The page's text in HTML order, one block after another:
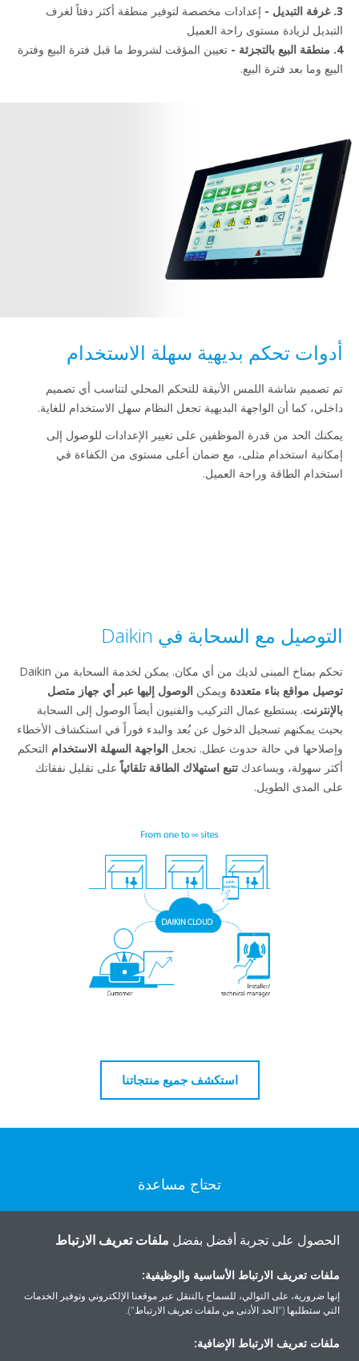
3. غرفة التبديل -
إعدادات مخصصة لتوفير منطقة أكثر دفئاً لغرف
التبديل لزيادة مستوى راحة العميل
4. منطقة البيع بالتجزئة -
تعيين المؤقت لشروط ما قبل فترة البيع وفترة
البيع وما بعد فترة البيع.
أدوات تحكم بديهية سهلة الاستخدام
تم تصميم شاشة اللمس الأنيقة للتحكم المحلي لتناسب أي تصميم
داخلي، كما أن الواجهة البديهية تجعل النظام سهل الاستخدام للغاية.
يمكنك الحد من قدرة الموظفين على تغيير الإعدادات للوصول إلى
إمكانية استخدام مثلى، مع ضمان أعلى مستوى من الكفاءة في
استخدام الطاقة وراحة العميل.
التوصيل مع السحابة في Daikin
تحكم بمناخ المبنى لديك من أي مكان. يمكن لخدمة السحابة من Daikin
توصيل مواقع بناء متعددة ويمكن الوصول إليها عبر أي جهاز متصل
بالإنترنت. يستطيع عمال التركيب والفنيون أيضاً الوصول إلى السحابة
بحيث يمكنهم تسجيل الدخول عن بُعد والبدء فوراً في استكشاف الأخطاء
وإصلاحها في حالة حدوث عطل. تجعل الواجهة السهلة الاستخدام التحكم
أكثر سهولة، ويساعدك تتبع استهلاك الطاقة تلقائياًعلى تقليل نفقاتك
على المدى الطويل.
استكشف جميع منتجاتنا
تحتاج مساعدة
اتصل بنا
الحصول على تجربة أفضل بفضل ملفات تعريف الارتباط
ملفات تعريف الارتباط الأساسية والوظيفية:
إنها ضرورية، على التوالي، للسماح بالتنقل عبر موقعنا الإلكتروني وتوفير الخدمات
التي ستطلبها ("الحد الأدنى من ملفات تعريف الارتباط").
ملفات تعريف الارتباط الإضافية: